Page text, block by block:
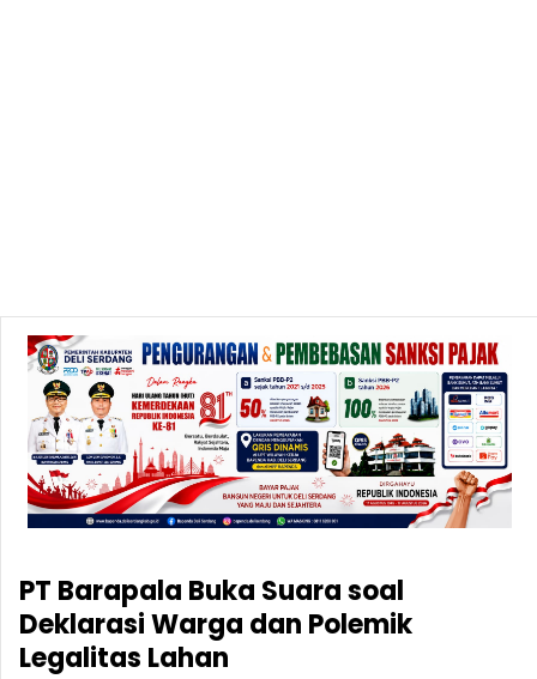
PT Barapala Buka Suara soal
Deklarasi Warga dan Polemik
Legalitas Lahan